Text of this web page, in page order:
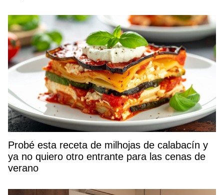
Probé esta receta de milhojas de calabacín y
ya no quiero otro entrante para las cenas de
verano